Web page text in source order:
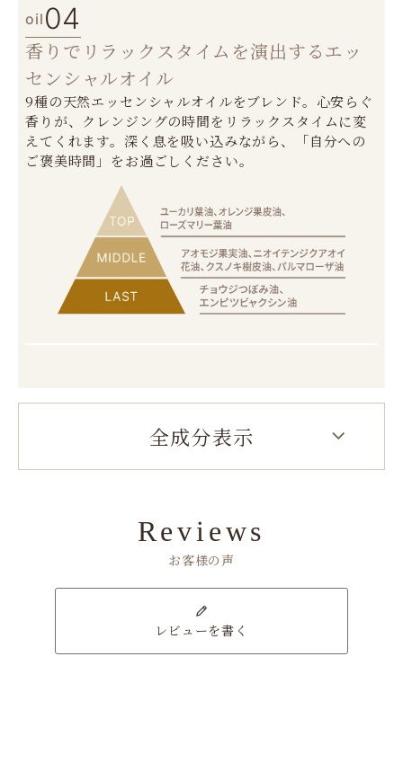
oil 04
香りでリラックスタイムを演出するエッ
センシャルオイル
9種の天然エッセンシャルオイルをブレンド。心安らぐ
香りが、クレンジングの時間をリラックスタイムに変
えてくれます。深く息を吸い込みながら、「自分への
ご褒美時間」をお過ごしください。
全成分表示
Reviews
お客様の声
レビューを書く